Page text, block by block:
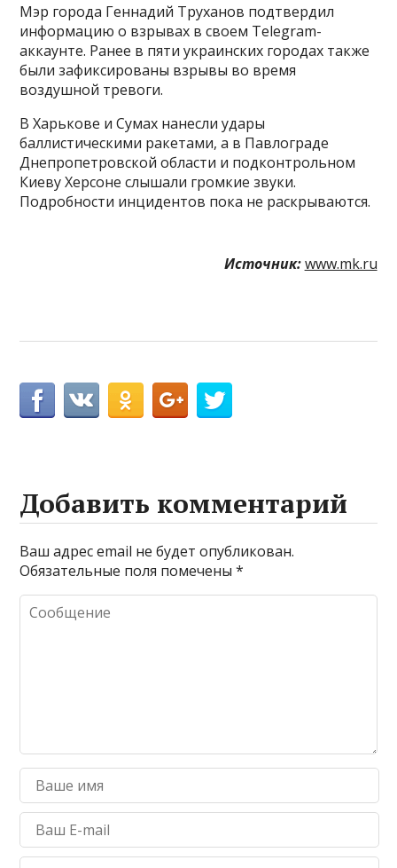
Мэр города Геннадий Труханов подтвердил
информацию о взрывах в своем Telegram-
аккаунте. Ранее в пяти украинских городах также
были зафиксированы взрывы во время
воздушной тревоги.
В Харькове и Сумах нанесли удары
баллистическими ракетами, а в Павлограде
Днепропетровской области и подконтрольном
Киеву Херсоне слышали громкие звуки.
Подробности инцидентов пока не раскрываются.
Источник: www.mk.ru
Добавить комментарий
Ваш адрес email не будет опубликован.
Обязательные поля помечены*